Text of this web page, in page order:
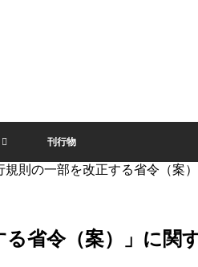
刊行物
則の一部を改正する省令（案
省令（案）」に関